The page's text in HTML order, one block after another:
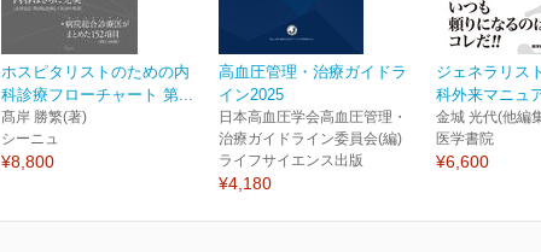
ホスピタリストのための内
科診療フローチャート 第...
髙岸 勝繁(著)
シーニュ
¥8,800
高血圧管理・治療ガイドラ
イン2025
日本高血圧学会高血圧管理・
治療ガイドライン委員会(編)
ライフサイエンス出版
¥4,180
ジェネラリス
科外来マニュ
金城 光代(他編
医学書院
¥6,600